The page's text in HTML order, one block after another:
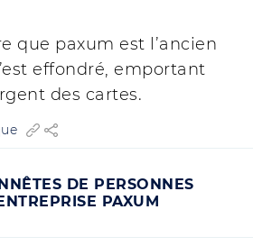
que paxum est l’ancien
effondré, emportant
des cartes.
DE PERSONNES
PAXUM